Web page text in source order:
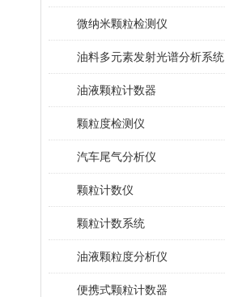
微纳米颗粒检测仪
油料多元素发射光谱分析系统
油液颗粒计数器
颗粒度检测仪
汽车尾气分析仪
颗粒计数仪
颗粒计数系统
油液颗粒度分析仪
便携式颗粒计数器